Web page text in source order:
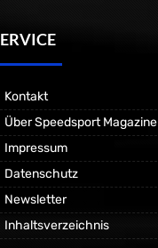
Kontakt
Über Speedsport Magazine
Impressum
Datenschutz
Newsletter
Inhaltsverzeichnis